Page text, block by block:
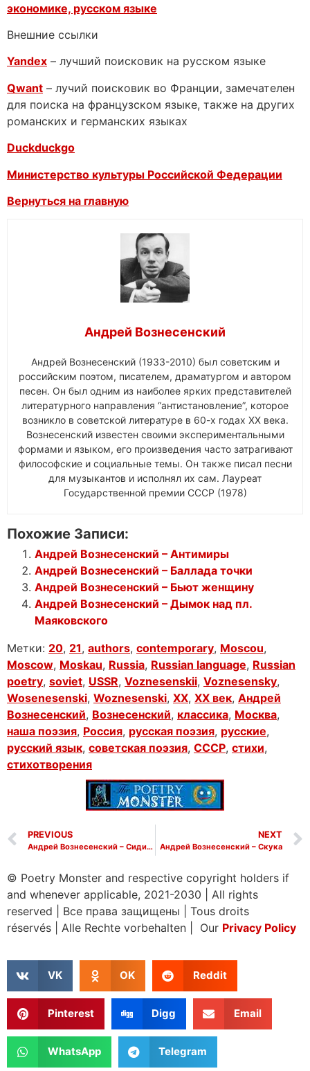
экономике, русском языке
Внешние ссылки
Yandex – лучший поисковик на русском языке
Qwant – лучий поисковик во Франции, замечателен
для поиска на французском языке, также на других
романских и германских языках
Duckduckgo
Министерство культуры Российской Федерации
Вернуться на главную
Андрей Вознесенский
Андрей Вознесенский (1933-2010) был советским и
российским поэтом, писателем, драматургом и автором
песен. Он был одним из наиболее ярких представителей
литературного направления “антистановление”, которое
возникло в советской литературе в 60-х годах XX века.
Вознесенский известен своими экспериментальными
формами и языком, его произведения часто затрагивают
философские и социальные темы. Он также писал песни
для музыкантов и исполнял их сам. Лауреат
Государственной премии СССР (1978)
Похожие Записи:
Андрей Вознесенский – Антимиры
Андрей Вознесенский – Баллада точки
Андрей Вознесенский – Бьют женщину
Андрей Вознесенский – Дымок над пл.
Маяковского
Метки: 20, 21, authors, contemporary, Moscou,
Moscow, Moskau, Russia, Russian language, Russian
poetry, soviet, USSR, Voznesenskii, Voznesensky,
Wosenesenski, Woznesenski, XX, XX век, Андрей
Вознесенский, Вознесенский, классика, Москва,
наша поэзия, Россия, русская поэзия, русские,
русский язык, советская поэзия, СССР, стихи,
стихотворения
PREVIOUS
Андрей Вознесенский – Сидишь беременная, бледная
NEXT
Андрей Вознесенский – Скука
© Poetry Monster and respective copyright holders if
and whenever applicable, 2021-2030
All rights
reserved
Все права защищены
Tous droits
réservés
Alle Rechte vorbehalten | Our Privacy Policy
VK OK Reddit
Pinterest Digg Email
WhatsApp Telegram